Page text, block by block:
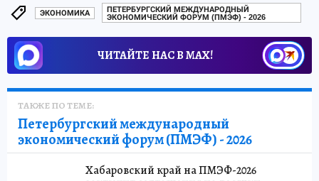
ЭКОНОМИКА
ПЕТЕРБУРГСКИЙ МЕЖДУНАРОДНЫЙ
ЭКОНОМИЧЕСКИЙ ФОРУМ (ПМЭФ) - 2026
ЧИТАЙТЕ НАС В МАХ!
ТАКЖЕ ПО ТЕМЕ:
Петербургский международный
экономический форум (ПМЭФ) - 2026
Хабаровский край на ПМЭФ-2026